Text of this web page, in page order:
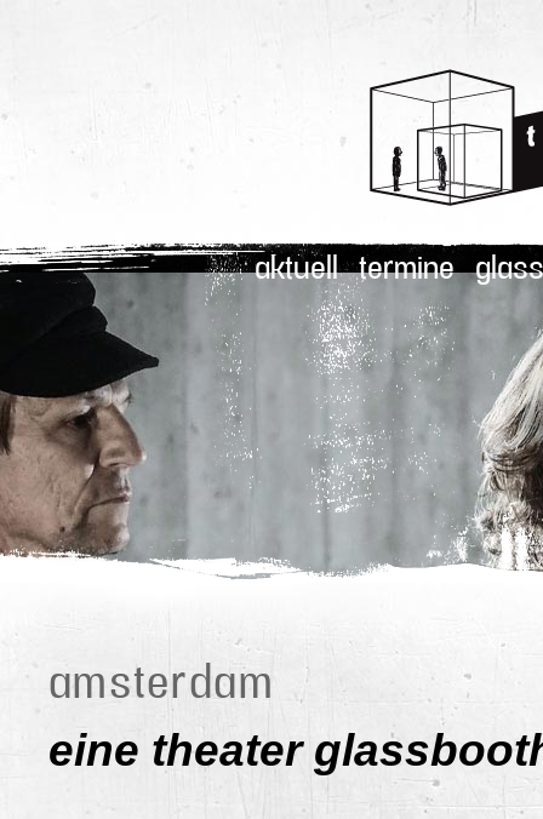
aktuell termine
amsterdam
eine theater